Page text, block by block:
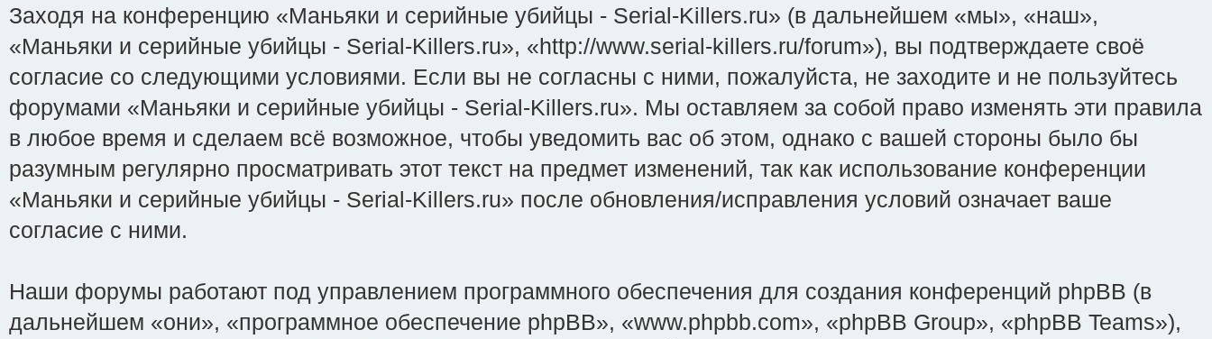
Заходя на конференцию «Маньяки и серийные убийцы - Serial-Killers.ru» (в дальнейшем «мы», «наш»,
«Маньяки и серийные убийцы - Serial-Killers.ru», «http://www.serial-killers.ru/forum»), вы подтверждаете своё
согласие со следующими условиями. Если вы не согласны с ними, пожалуйста, не заходите и не пользуйтесь
форумами «Маньяки и серийные убийцы - Serial-Killers.ru». Мы оставляем за собой право изменять эти правила
в любое время и сделаем всё возможное, чтобы уведомить вас об этом, однако с вашей стороны было бы
разумным регулярно просматривать этот текст на предмет изменений, так как использование конференции
«Маньяки и серийные убийцы - Serial-Killers.ru» после обновления/исправления условий означает ваше
согласие с ними.
Наши форумы работают под управлением программного обеспечения для создания конференций phpBB (в
дальнейшем «они», «программное обеспечение phpBB», «www.phpbb.com», «phpBB Group», «phpBB Teams»),